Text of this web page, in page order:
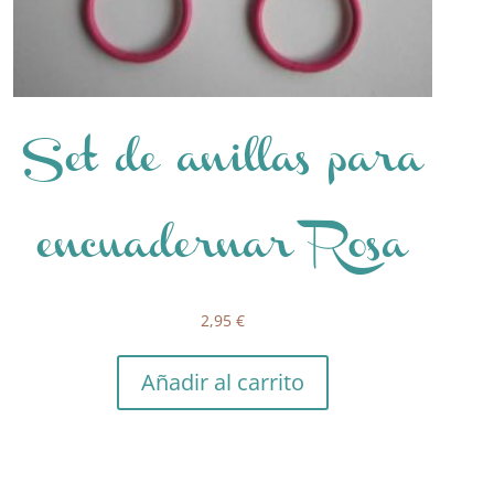
Set de anillas para
encuadernar Rosa
2,95€
Añadir al carrito